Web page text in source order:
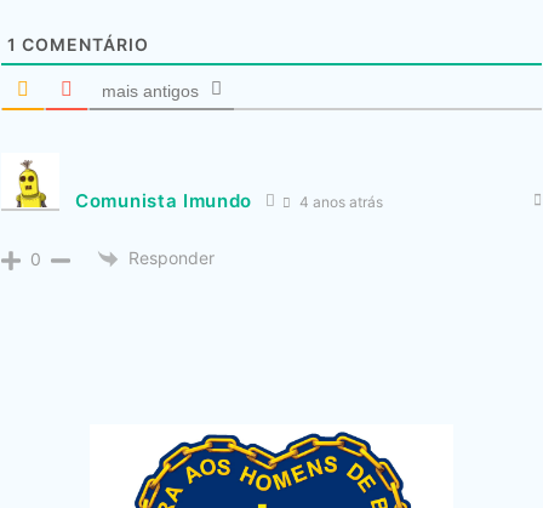
1 COMENTÁRIO
mais antigos
Comunista Imundo 4 anos atrás
0 Responder